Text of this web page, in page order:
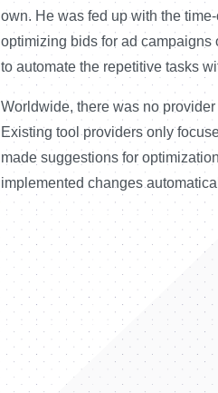
own. He was fed up with the
optimizing bids for ad campaigns
to automate the repetitive tasks
Worldwide, there was no
Existing tool providers only
made suggestions for
implemented changes
Hofmann
damals
Informatik -
größere
Idee und
bereits eine
Bulk-Files.
bereits die
wodurch
Software
bereits